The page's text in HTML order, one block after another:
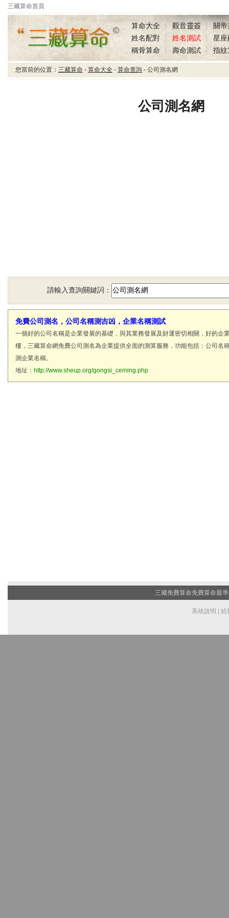
三藏算命首頁
三藏算命公司測名網
算命大全 觀音靈簽
關
姓名配對
姓名測試
星座
稱骨算命
壽命測試 指紋
您當前的位置： 三藏算命 - 算命大全 - 算命查詢 - 公司測名網
公司測名網
請輸入查詢關鍵詞：
免費公司測名，公司名稱測吉凶，企業名稱測試
一個好的公司名稱是企業發展的基礎，與其業務發展及財運密切相關，好的企
樓，三藏算命網免費公司測名為企業提供全面的測算服務，功能包括：公司名
測企業名稱。
地址： http://www.sheup.org/gongsi_ceming.php
三藏免費算命免費算命最
系統說明 給